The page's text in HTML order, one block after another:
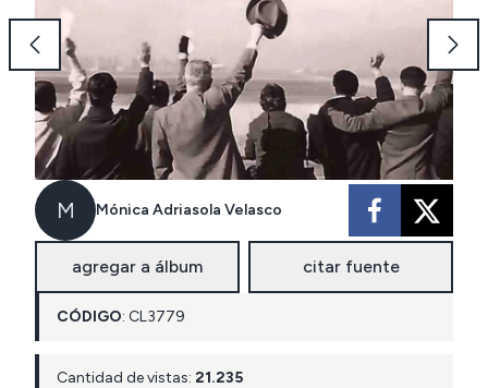
M Mónica Adriasola Velasco
agregar a álbum citar fuente
CÓDIGO: CL3779
Cantidad de vistas: 21.235